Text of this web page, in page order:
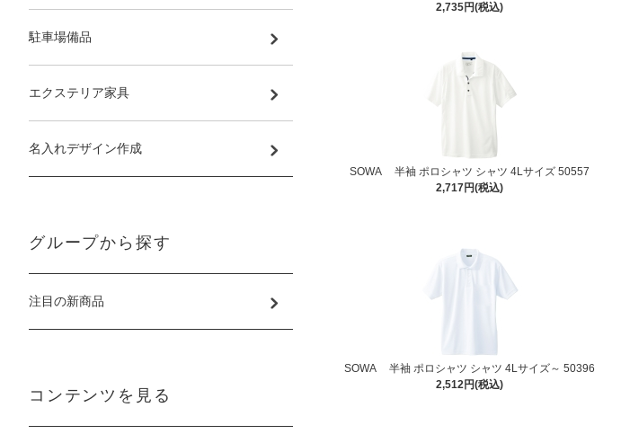
2,735円(税込)
SOWA 半袖 ポロシャツ シャツ 4Lサイズ 50557
2,717円(税込)
SOWA 半袖 ポロシャツ シャツ 4Lサイズ～ 50396
2,512円(税込)
駐車場備品
エクステリア家具
名入れデザイン作成
グループから探す
注目の新商品
コンテンツを見る